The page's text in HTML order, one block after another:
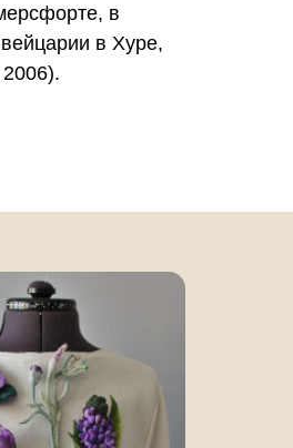
в
в Хуре,